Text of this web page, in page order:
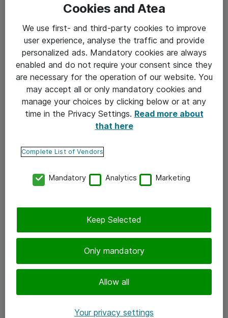
Cookies and Atea
We use first- and third-party cookies to improve
user experience, analyse the traffic and provide
personalized ads. Mandatory cookies are always
enabled and do not require your consent since they
are necessary for the operation of our website. You
may accept all or only mandatory cookies and
manage your choices by clicking below or at any
time in the Privacy Settings. Read more about
that here
Complete List of Vendors
Mandatory Analytics Marketing
Only mandatory
Allow all
Keep Selected
Your privacy settings